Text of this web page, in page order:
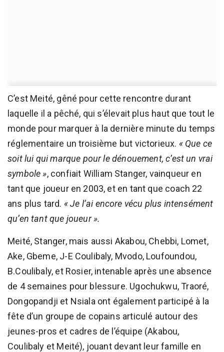
C’est Meité, gêné pour cette rencontre durant
laquelle il a pêché, qui s’élevait plus haut que tout le
monde pour marquer à la dernière minute du temps
réglementaire un troisième but victorieux. « Que ce
soit lui qui marque pour le dénouement, c’est un vrai
symbole », confiait William Stanger, vainqueur en
tant que joueur en 2003, et en tant que coach 22
ans plus tard. « Je l’ai encore vécu plus intensément
qu’en tant que joueur ».
Meité, Stanger, mais aussi Akabou, Chebbi, Lomet,
Ake, Gbeme, J-E Coulibaly, Mvodo, Loufoundou,
B.Coulibaly, et Rosier, intenable après une absence
de 4 semaines pour blessure. Ugochukwu, Traoré,
Dongopandji et Nsiala ont également participé à la
fête d’un groupe de copains articulé autour des
jeunes-pros et cadres de l’équipe (Akabou,
Coulibaly et Meité), jouant devant leur famille en